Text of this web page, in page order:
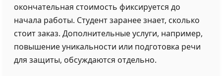
окончательная стоимость фиксируется до
начала работы. Студент заранее знает, сколько
стоит заказ. Дополнительные услуги, например,
повышение уникальности или подготовка речи
для защиты, обсуждаются отдельно.